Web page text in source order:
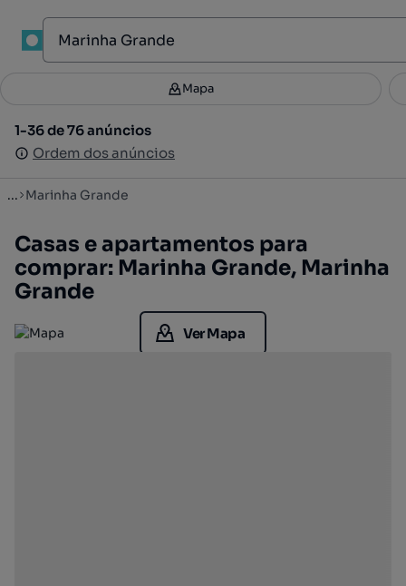
Filtros 1
1-36 de 76 anúncios
Ordem dos anúncios
Mapa
1-36 de 76 anúncios
Ordem dos anúncios
... Marinha Grande
Casas e apartamentos para
comprar: Marinha Grande, Marinha
Grande
Ver Mapa